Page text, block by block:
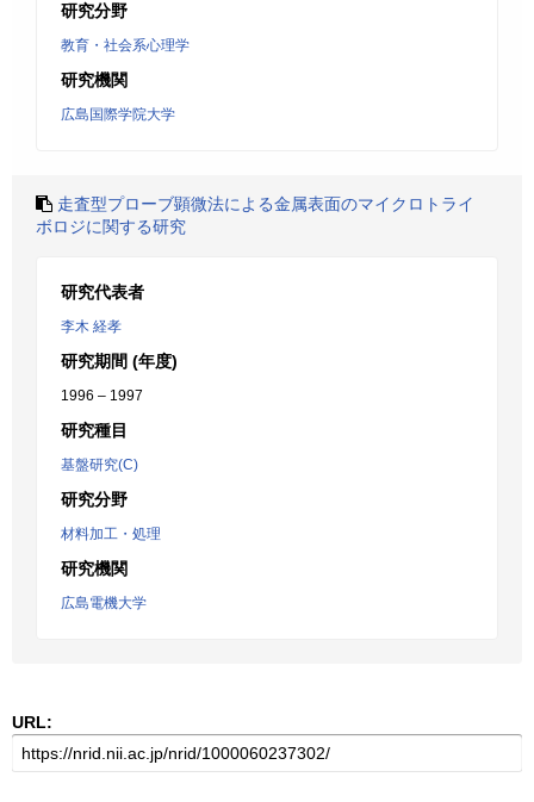
研究分野
教育・社会系心理学
研究機関
広島国際学院大学
走査型プローブ顕微法による金属表面のマイクロトライ
ボロジに関する研究
研究代表者
李木 経孝
研究期間 (年度)
1996 – 1997
研究種目
基盤研究(C)
研究分野
材料加工・処理
研究機関
広島電機大学
URL: